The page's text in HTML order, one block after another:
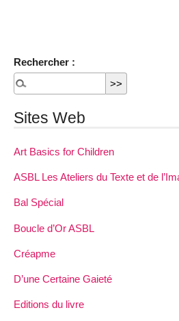
Rechercher :
Sites Web
Art Basics for Children
ASBL Les Ateliers du Texte et de
Bal Spécial
Boucle d’Or ASBL
Créapme
D’une Certaine Gaieté
Editions du livre